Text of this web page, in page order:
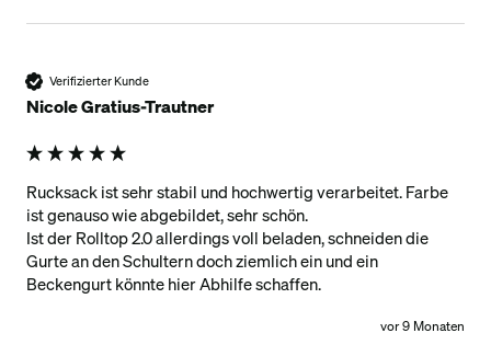
Verifizierter Kunde
Nicole Gratius-Trautner
Rucksack ist sehr stabil und hochwertig verarbeitet. Farbe
ist genauso wie abgebildet, sehr schön.
Ist der Rolltop 2.0 allerdings voll beladen, schneiden die
Gurte an den Schultern doch ziemlich ein und ein
vor 9 Monaten